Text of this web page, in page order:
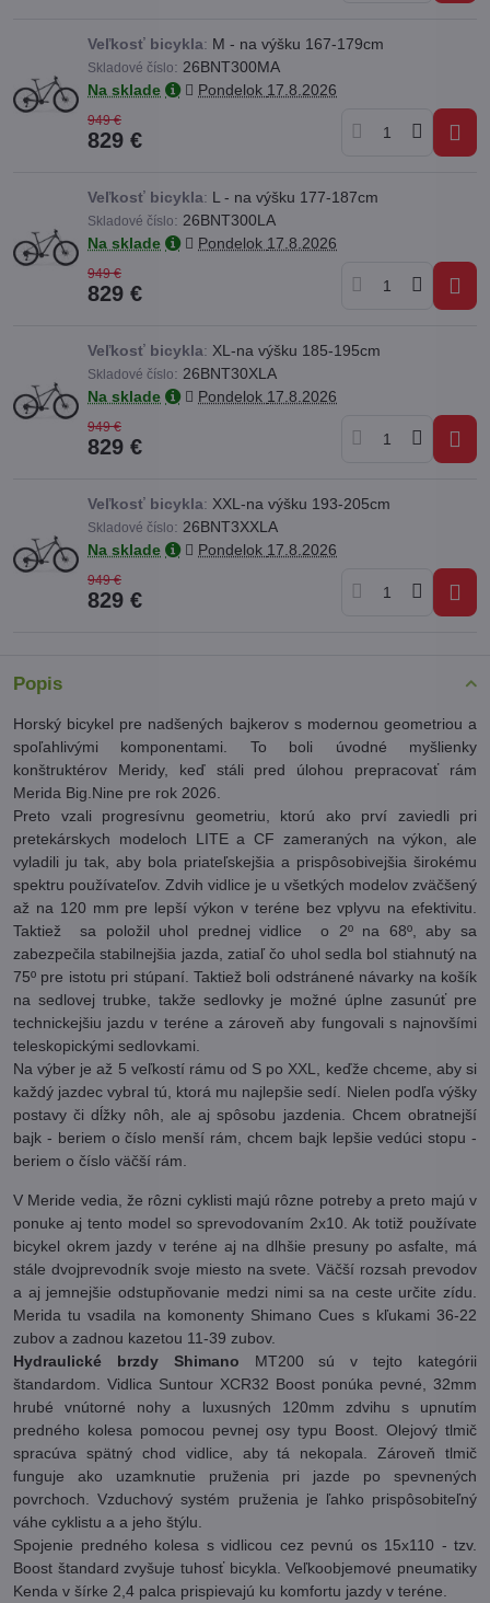
Veľkosť bicykla: M - na výšku 167-179cm
Skladové číslo: 26BNT300MA
Na sklade
Pondelok 17.8.2026
949 €
829 €
Veľkosť bicykla: L - na výšku 177-187cm
Skladové číslo: 26BNT300LA
Na sklade
Pondelok 17.8.2026
949 €
829 €
Veľkosť bicykla: XL-na výšku 185-195cm
Skladové číslo: 26BNT30XLA
Na sklade
Pondelok 17.8.2026
949 €
829 €
Veľkosť bicykla: XXL-na výšku 193-205cm
Skladové číslo: 26BNT3XXLA
Na sklade
Pondelok 17.8.2026
949 €
829 €
Popis
Horský bicykel pre nadšených bajkerov s modernou geometriou a
spoľahlivými komponentami. To boli úvodné myšlienky
konštruktérov Meridy, keď stáli pred úlohou prepracovať rám
Merida Big.Nine pre rok 2026.
Preto vzali progresívnu geometriu, ktorú ako prví zaviedli pri
pretekárskych modeloch LITE a CF zameraných na výkon, ale
vyladili ju tak, aby bola priateľskejšia a prispôsobivejšia širokému
spektru používateľov. Zdvih vidlice je u všetkých modelov zväčšený
až na 120 mm pre lepší výkon v teréne bez vplyvu na efektivitu.
Taktiež sa položil uhol prednej vidlice o 2º na 68º, aby sa
zabezpečila stabilnejšia jazda, zatiaľ čo uhol sedla bol stiahnutý na
75º pre istotu pri stúpaní. Taktiež boli odstránené návarky na košík
na sedlovej trubke, takže sedlovky je možné úplne zasunúť pre
technickejšiu jazdu v teréne a zároveň aby fungovali s najnovšími
teleskopickými sedlovkami.
Na výber je až 5 veľkostí rámu od S po XXL, keďže chceme, aby si
každý jazdec vybral tú, ktorá mu najlepšie sedí. Nielen podľa výšky
postavy či dĺžky nôh, ale aj spôsobu jazdenia. Chcem obratnejší
bajk - beriem o číslo menší rám, chcem bajk lepšie vedúci stopu -
beriem o číslo väčší rám.
V Meride vedia, že rôzni cyklisti majú rôzne potreby a preto majú v
ponuke aj tento model so sprevodovaním 2x10. Ak totiž používate
bicykel okrem jazdy v teréne aj na dlhšie presuny po asfalte, má
stále dvojprevodník svoje miesto na svete. Väčší rozsah prevodov
a aj jemnejšie odstupňovanie medzi nimi sa na ceste určite zídu.
Merida tu vsadila na komonenty Shimano Cues s kľukami 36-22
zubov a zadnou kazetou 11-39 zubov.
Hydraulické brzdy Shimano MT200 sú v tejto kategórii
štandardom. Vidlica Suntour XCR32 Boost ponúka pevné, 32mm
hrubé vnútorné nohy a luxusných 120mm zdvihu s upnutím
predného kolesa pomocou pevnej osy typu Boost. Olejový tlmič
spracúva spätný chod vidlice, aby tá nekopala. Zároveň tlmič
funguje ako uzamknutie pruženia pri jazde po spevnených
povrchoch. Vzduchový systém pruženia je ľahko prispôsobiteľný
váhe cyklistu a a jeho štýlu.
Spojenie predného kolesa s vidlicou cez pevnú os 15x110 - tzv.
Boost štandard zvyšuje tuhosť bicykla. Veľkoobjemové pneumatiky
Kenda v šírke 2,4 palca prispievajú ku komfortu jazdy v teréne.